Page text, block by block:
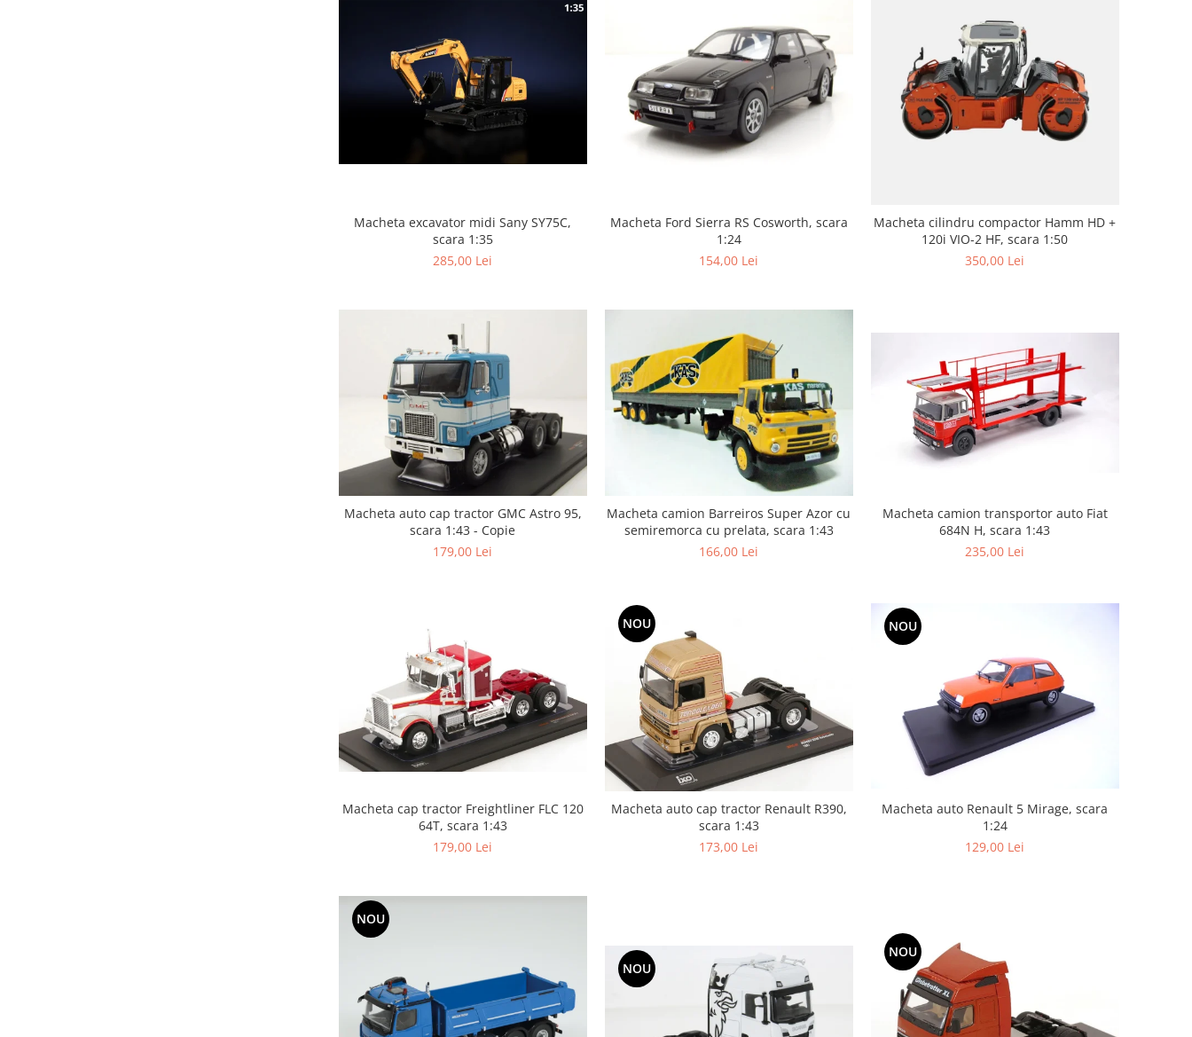
Macheta excavator midi Sany SY75C,
scara 1:35
285,00 Lei
Macheta Ford Sierra RS Cosworth, scara
1:24
154,00 Lei
Macheta cilindru compactor Hamm HD +
120i VIO-2 HF, scara 1:50
350,00 Lei
Macheta auto cap tractor GMC Astro 95,
scara 1:43 - Copie
179,00 Lei
Macheta camion Barreiros Super Azor cu
semiremorca cu prelata, scara 1:43
166,00 Lei
Macheta camion transportor auto Fiat
684N H, scara 1:43
235,00 Lei
Macheta cap tractor Freightliner FLC 120
64T, scara 1:43
179,00 Lei
NOU
Macheta auto cap tractor Renault R390,
scara 1:43
173,00 Lei
NOU
Macheta auto Renault 5 Mirage, scara
1:24
129,00 Lei
NOU
NOU
NOU